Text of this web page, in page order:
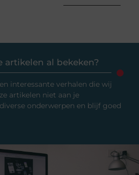
artikelen al bekeken?
interessante verhalen die wij
artikelen niet aan je
onderwerpen en blijf goed